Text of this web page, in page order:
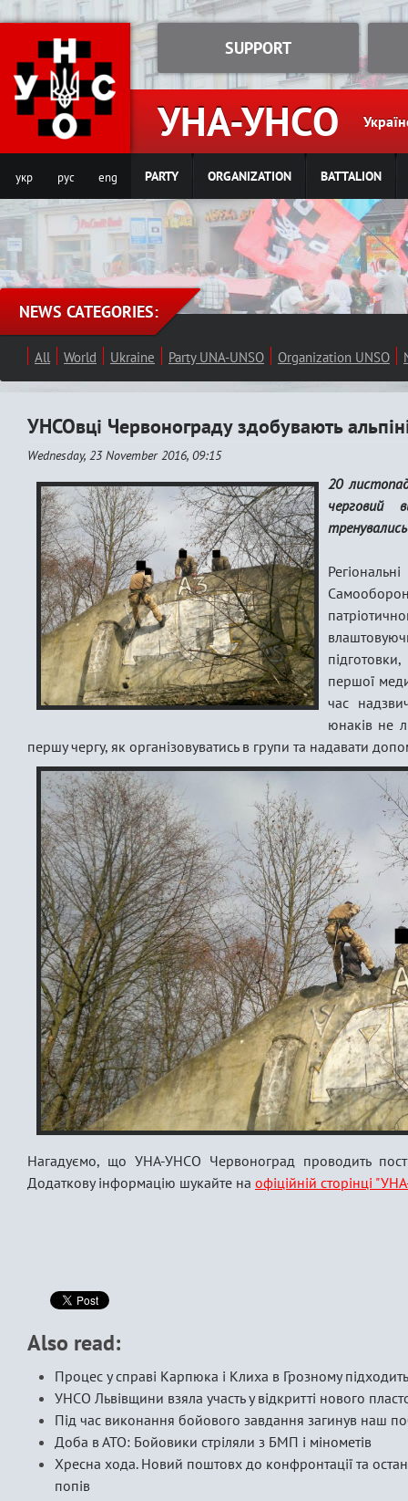
Jump to navigation
УНА-УНСО
SUPPORT
укр рус eng PARTY ORGANIZATION BATTALION
NEWS CATEGORIES:
All World Ukraine Party UNA-UNSO Organization UNSO
УНСОвці Червонограду здобувають
Wednesday, 23 November 2016, 09:15
20
черговий
першої
час
юнаків не
першу чергу, як організовуватись в групи та надавати
Нагадуємо, що УНА-УНСО Червоноград проводить
Додаткову інформацію шукайте на офіційній сторінці
Also read:
Процес у справі Карпюка і Клиха в Грозному
УНСО Львівщини взяла участь у відкритті нового
Під час виконання бойового завдання загинув наш
Доба в АТО: Бойовики стріляли з БМП і мінометів
Хресна хода. Новий поштовх до конфронтації та
попів